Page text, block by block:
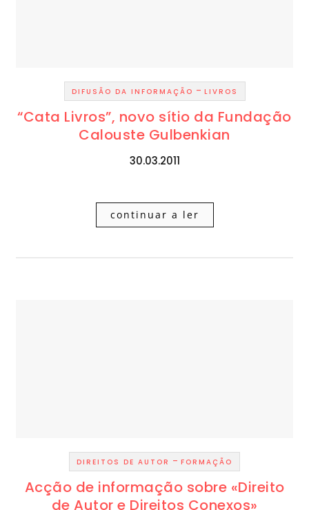
DIFUSÃO DA INFORMAÇÃO - LIVROS
“Cata Livros”, novo sítio da Fundação
Calouste Gulbenkian
30.03.2011
continuar a ler
DIREITOS DE AUTOR - FORMAÇÃO
Acção de informação sobre «Direito
de Autor e Direitos Conexos»